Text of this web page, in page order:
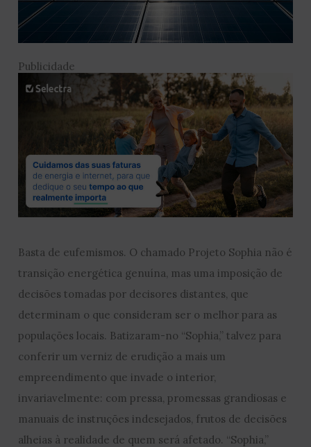
Publicidade
Basta de eufemismos. O chamado Projeto Sophia não é
transição energética genuína, mas uma imposição de
decisões tomadas por decisores distantes, que
determinam o que consideram ser o melhor para as
populações locais. Batizaram-no “Sophia,” talvez para
conferir um verniz de erudição a mais um
empreendimento que invade o interior,
invariavelmente: com pressa, promessas grandiosas e
manuais de instruções indesejados, frutos de decisões
alheias à realidade de quem será afetado. “Sophia,”